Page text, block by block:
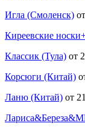
Игла (Смоленск)
Киреевские
Классик (Тула) от
Корсюги (Китай)
Ланю (Китай) от